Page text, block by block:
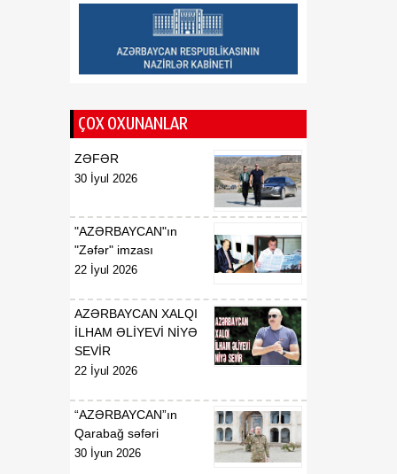
BİLDİRİŞ 00:57
Azərbaycanın xarici
siyasətinin əsasında milli
dayanır
07 Avqust
Azərbaycan
diplomatiyasının növbəti
zəfəri idi
18:23
Tarixi Vaşinqton görüşü:
ABŞ-Azərbaycan
əlaqələrində və Cənubi
Qafqazın sülh
mərhələ
18:22
07 Avqust
Xarici ölkələrin informasiya
şəbəkələrinə hücumlar
18:20
07 Avqust
ÇOX OXUNANLAR
ZƏFƏR
30 İyul 2026
"AZƏRBAYCAN"ın
"Zəfər" imzası
22 İyul 2026
AZƏRBAYCAN XALQI
İLHAM ƏLİYEVİ NİYƏ
SEVİR
22 İyul 2026
“AZƏRBAYCAN”ın
Qarabağ səfəri
30 İyun 2026